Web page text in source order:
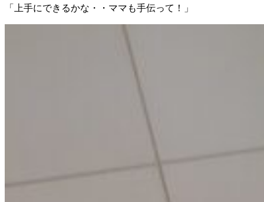
「上手にできるかな・・ママも手伝って！」